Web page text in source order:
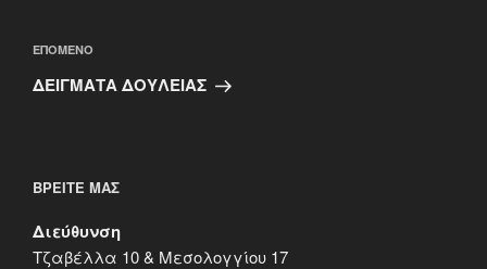
άρθρων
Επόμενο
άρθρο
ΕΠΌΜΕΝΟ
ΔΕΙΓΜΑΤΑ ΔΟΥΛΕΙΑΣ
ΒΡΕΊΤΕ ΜΑΣ
Διεύθυνση
Τζαβέλλα 10 & Μεσολογγίου 17